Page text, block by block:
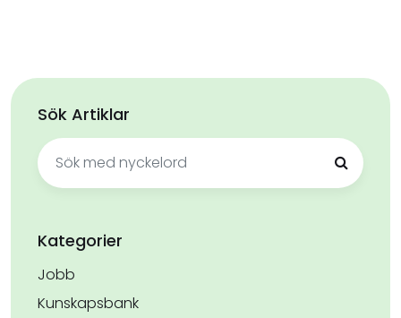
Sök Artiklar
Sök
efter:
Kategorier
Jobb
Kunskapsbank